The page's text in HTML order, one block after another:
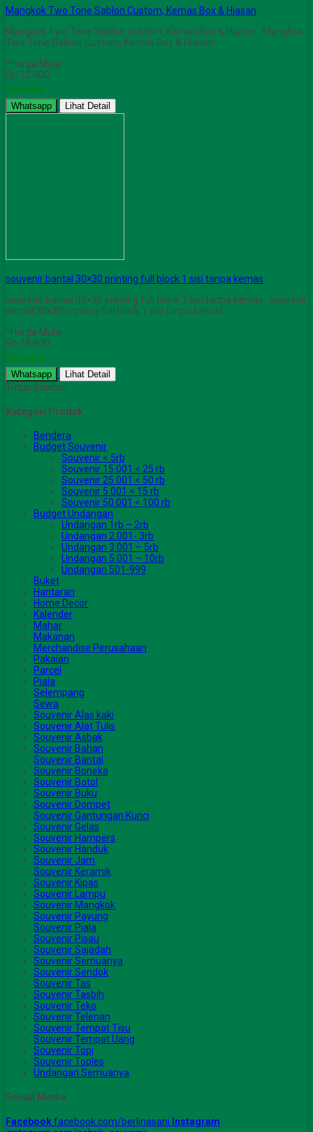
Mangkok Two Tone Sablon Custom, Kemas Box & Hiasan
Mangkok Two Tone Sablon Custom, Kemas Box & Hiasan Mangkok
Two Tone Sablon Custom, Kemas Box & Hiasan
*Harga Mulai
Rp 12.500
Tersedia
Whatsapp Lihat Detail
souvenir bantal 30×30 printing full block 1 sisi tanpa kemas
souvenir bantal 30×30 printing full block 1 sisi tanpa kemas souvenir
bantal 30×30 printing full block 1 sisi tanpa kemas
*Harga Mulai
Rp 18.800
Tersedia
Whatsapp Lihat Detail
Tutup Sidebar
Kategori Produk
Bendera
Budget Souvenir
Souvenir < 5rb
Souvenir 15.001 < 25 rb
Souvenir 25.001 < 50 rb
Souvenir 5.001 < 15 rb
Souvenir 50.001 < 100 rb
Budget Undangan
Undangan 1rb – 2rb
Undangan 2.001- 3rb
Undangan 3.001 – 5rb
Undangan 5.001 – 10rb
Undangan 501-999
Buket
Hantaran
Home Decor
Kalender
Mahar
Makanan
Merchandise Perusahaan
Pakaian
Parcel
Piala
Selempang
Sewa
Souvenir Alas kaki
Souvenir Alat Tulis
Souvenir Asbak
Souvenir Bahan
Souvenir Bantal
Souvenir Boneka
Souvenir Botol
Souvenir Buku
Souvenir Dompet
Souvenir Gantungan Kunci
Souvenir Gelas
Souvenir Hampers
Souvenir Handuk
Souvenir Jam
Souvenir Keramik
Souvenir Kipas
Souvenir Lampu
Souvenir Mangkok
Souvenir Payung
Souvenir Piala
Souvenir Pisau
Souvenir Sajadah
Souvenir Semuanya
Souvenir Sendok
Souvenir Tas
Souvenir Tasbih
Souvenir Teko
Souvenir Telenan
Souvenir Tempat Tisu
Souvenir Tempat Uang
Souvenir Topi
Souvenir Toples
Undangan Semuanya
Social Media
Facebookfacebook.com/berlinasani Instagram